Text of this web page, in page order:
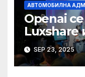
АВТОМОБИЛНА
Openai
Luxshare
SEP 23, 2025